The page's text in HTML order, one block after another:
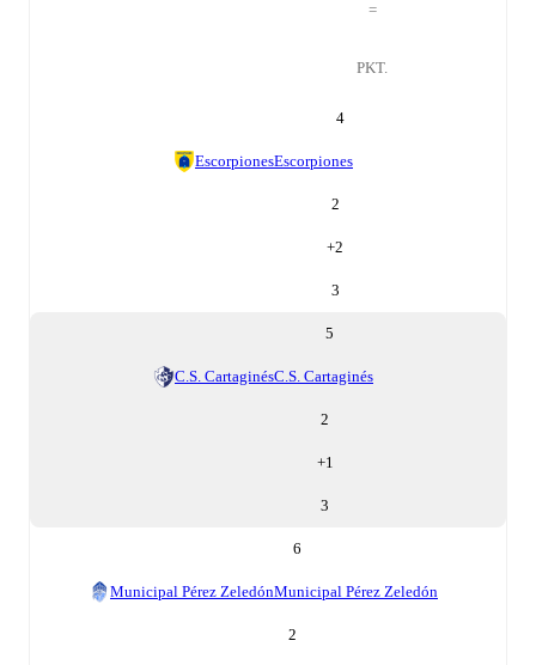
=
PKT.
4
EscorpionesEscorpiones
2
+2
3
5
C.S. CartaginésC.S. Cartaginés
2
+1
3
6
Municipal Pérez ZeledónMunicipal Pérez Zeledón
2